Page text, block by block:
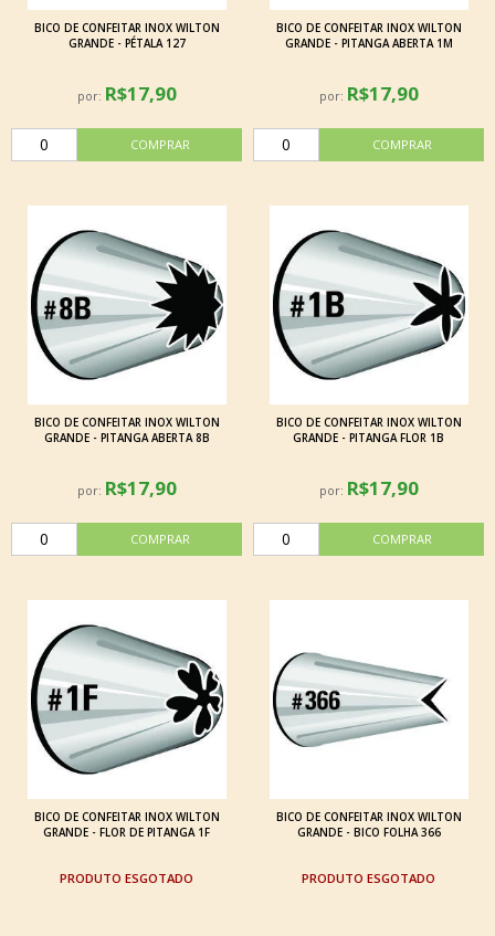
BICO DE CONFEITAR INOX WILTON
GRANDE - PÉTALA 127
por: R$17,90
BICO DE CONFEITAR INOX WILTON
GRANDE - PITANGA ABERTA 1M
por: R$17,90
BICO DE CONFEITAR INOX WILTON
GRANDE - PITANGA ABERTA 8B
por: R$17,90
BICO DE CONFEITAR INOX WILTON
GRANDE - PITANGA FLOR 1B
por: R$17,90
BICO DE CONFEITAR INOX WILTON
GRANDE - FLOR DE PITANGA 1F
ESGOTADO
BICO DE CONFEITAR INOX WILTON
GRANDE - BICO FOLHA 366
ESGOTADO